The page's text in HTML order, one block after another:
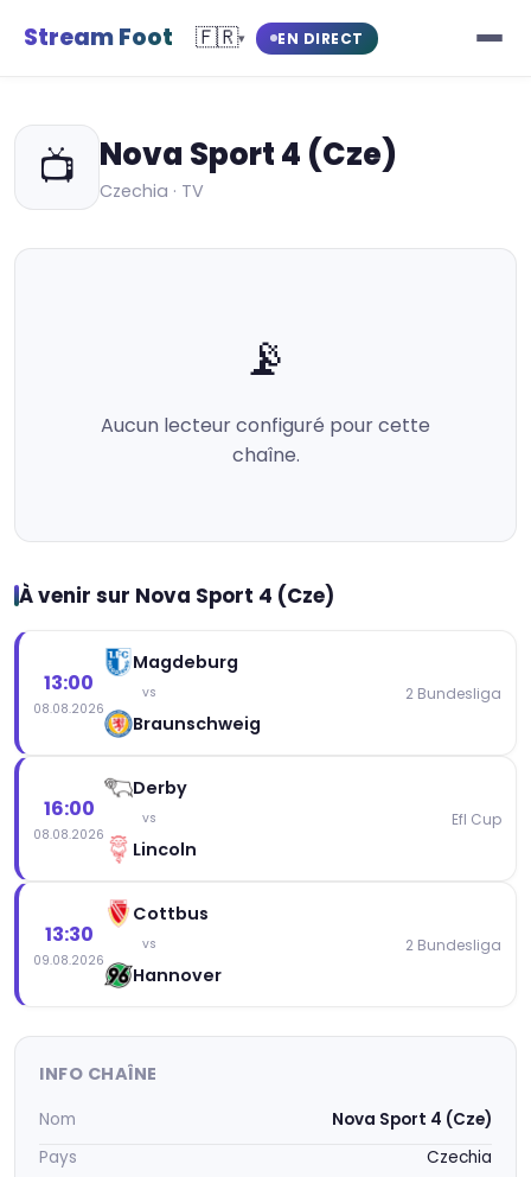
Stream Foot 🇫🇷▾ EN DIRECT
📺 Nova Sport 4 (Cze)
Czechia · TV
📡
Aucun lecteur configuré pour cette
chaîne.
À venir sur Nova Sport 4 (Cze)
13:00
08.08.2026
Magdeburg
vs
Braunschweig
2 Bundesliga
16:00
08.08.2026
Derby
vs
Lincoln
Efl Cup
13:30
09.08.2026
Cottbus
vs
Hannover
2 Bundesliga
INFO CHAÎNE
Nom
Nova Sport 4 (Cze)
Pays
Czechia